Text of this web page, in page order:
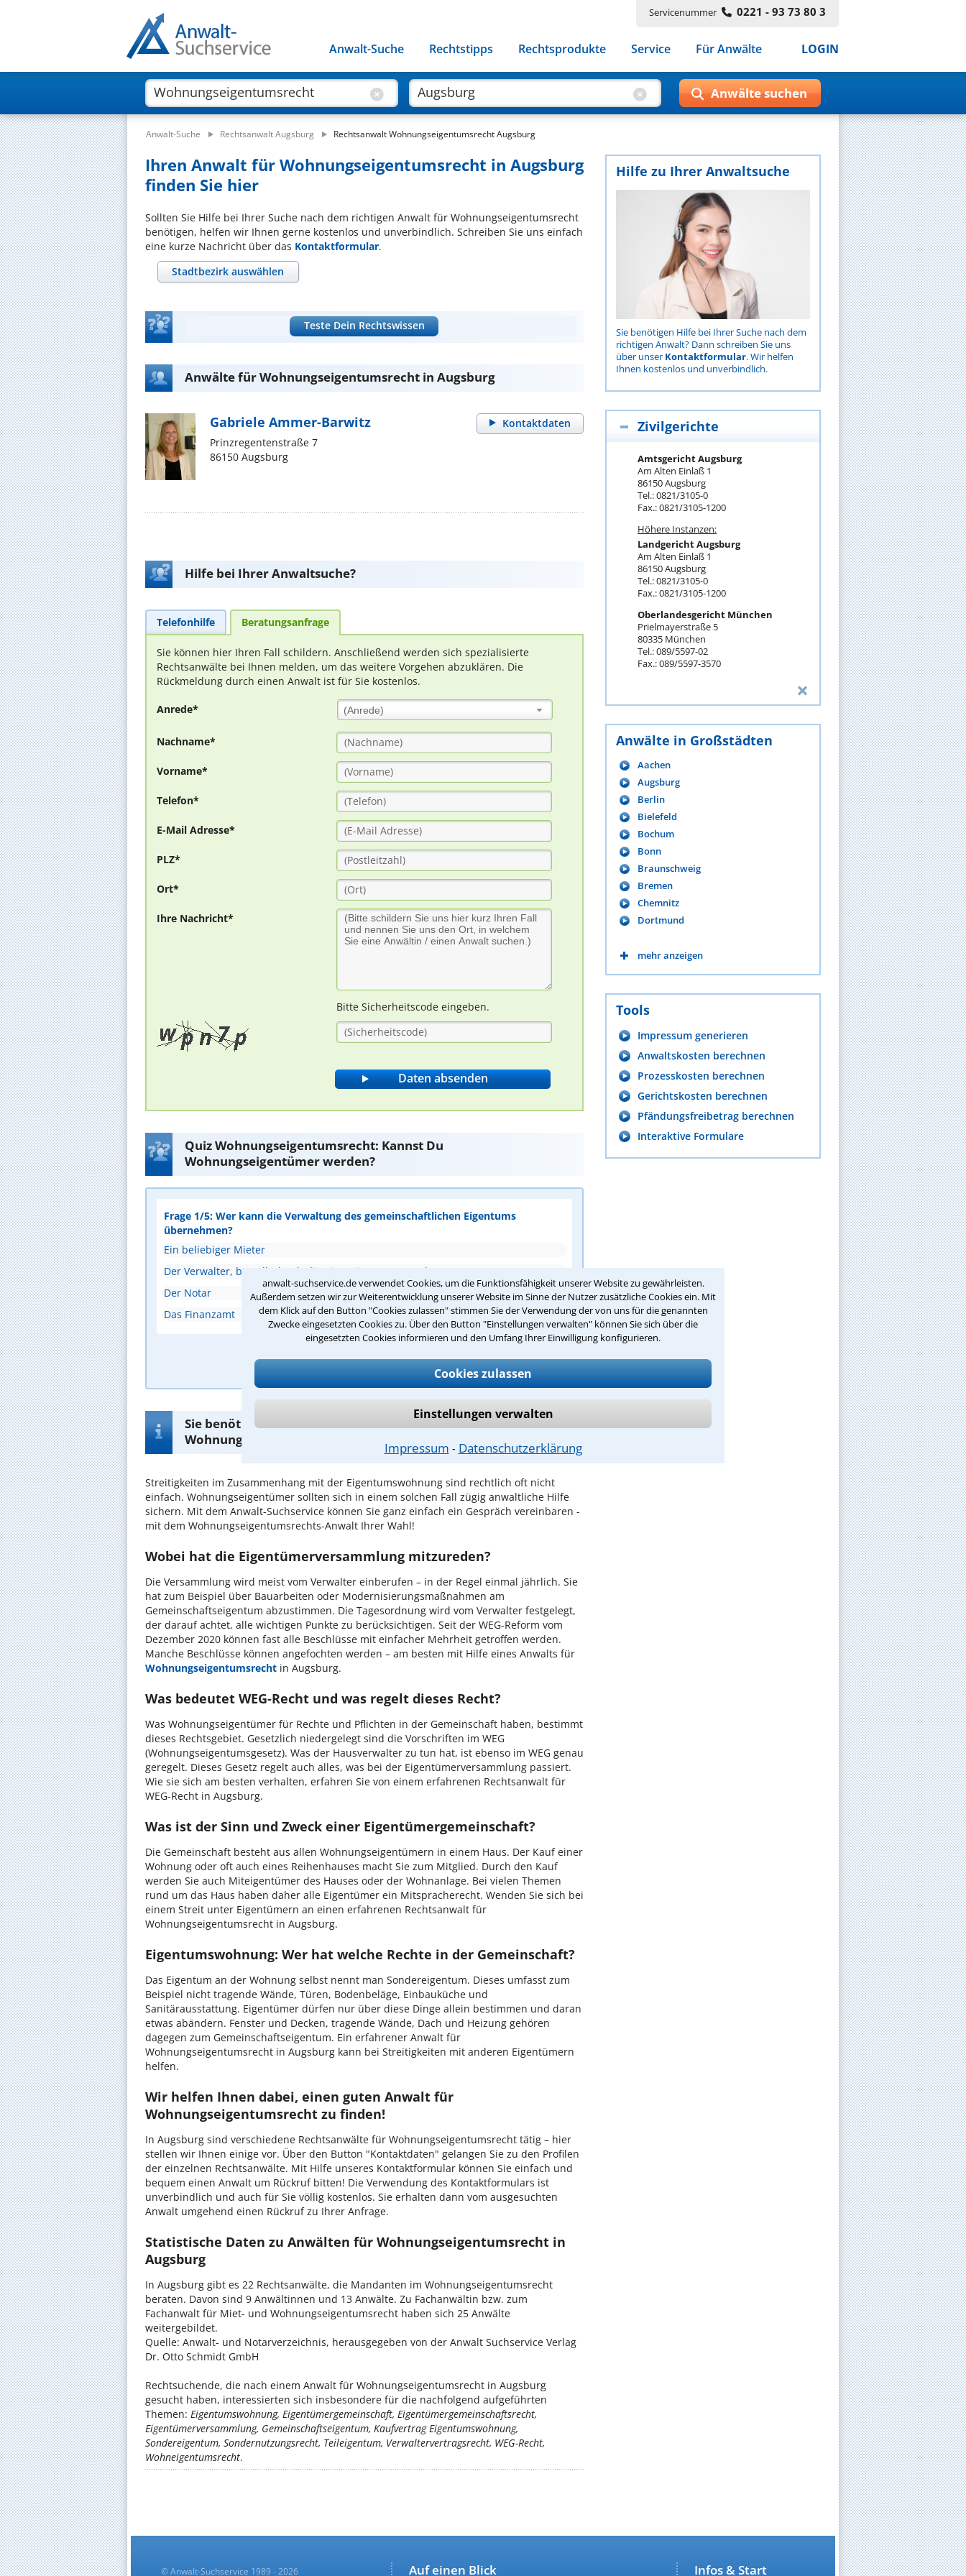
anwalt-suchservice.de verwendet Cookies, um die Funktionsfähigkeit unserer Website zu gewährleisten.
Außerdem setzen wir zur Weiterentwicklung unserer Website im Sinne der Nutzer zusätzliche Cookies ein. Mit
dem Klick auf den Button "Cookies zulassen" stimmen Sie der Verwendung der von uns für die genannten
Zwecke eingesetzten Cookies zu. Über den Button "Einstellungen verwalten" können Sie sich über die
eingesetzten Cookies informieren und den Umfang Ihrer Einwilligung konfigurieren.
Cookies zulassen
Einstellungen verwalten
Impressum ⁃ Datenschutzerklärung
Servicenummer 0221 - 93 73 80 3
Anwalt-Suche Rechtstipps Rechtsprodukte Service Für Anwälte LOGIN
Anwalt-Suche Rechtsanwalt Augsburg Rechtsanwalt Wohnungseigentumsrecht Augsburg
Ihren Anwalt für Wohnungseigentumsrecht in Augsburg
finden Sie hier
Sollten Sie Hilfe bei Ihrer Suche nach dem richtigen Anwalt für Wohnungseigentumsrecht
benötigen, helfen wir Ihnen gerne kostenlos und unverbindlich. Schreiben Sie uns einfach
eine kurze Nachricht über das Kontaktformular.
Stadtbezirk auswählen
Teste Dein Rechtswissen
Anwälte für Wohnungseigentumsrecht in Augsburg
Kontaktdaten
Gabriele Ammer-Barwitz
Prinzregentenstraße 7
86150 Augsburg
Hilfe bei Ihrer Anwaltsuche?
Telefonhilfe Beratungsanfrage
Sie können hier Ihren Fall schildern. Anschließend werden sich spezialisierte
Rechtsanwälte bei Ihnen melden, um das weitere Vorgehen abzuklären. Die
Rückmeldung durch einen Anwalt ist für Sie kostenlos.
Anrede* (Anrede)
Nachname*
Vorname*
Telefon*
E-Mail Adresse*
PLZ*
Ort*
Ihre Nachricht*
Bitte Sicherheitscode eingeben.
Quiz Wohnungseigentumsrecht: Kannst Du
Wohnungseigentümer werden?
Frage 1/5: Wer kann die Verwaltung des gemeinschaftlichen Eigentums
übernehmen?
Ein beliebiger Mieter
Der Verwalter, bestellt durch die Eigentümerversammlung
Der Notar
Das Finanzamt
Antwort überprüfen
Sie benötigen einen kompetenten Rechtsanwalt für
Wohnungseigentumsrecht in Augsburg?
Streitigkeiten im Zusammenhang mit der Eigentumswohnung sind rechtlich oft nicht
einfach. Wohnungseigentümer sollten sich in einem solchen Fall zügig anwaltliche Hilfe
sichern. Mit dem Anwalt-Suchservice können Sie ganz einfach ein Gespräch vereinbaren -
mit dem Wohnungseigentumsrechts-Anwalt Ihrer Wahl!
Wobei hat die Eigentümerversammlung mitzureden?
Die Versammlung wird meist vom Verwalter einberufen – in der Regel einmal jährlich. Sie
hat zum Beispiel über Bauarbeiten oder Modernisierungsmaßnahmen am
Gemeinschaftseigentum abzustimmen. Die Tagesordnung wird vom Verwalter festgelegt,
der darauf achtet, alle wichtigen Punkte zu berücksichtigen. Seit der WEG-Reform vom
Dezember 2020 können fast alle Beschlüsse mit einfacher Mehrheit getroffen werden.
Manche Beschlüsse können angefochten werden – am besten mit Hilfe eines Anwalts für
Wohnungseigentumsrecht in Augsburg.
Was bedeutet WEG-Recht und was regelt dieses Recht?
Was Wohnungseigentümer für Rechte und Pflichten in der Gemeinschaft haben, bestimmt
dieses Rechtsgebiet. Gesetzlich niedergelegt sind die Vorschriften im WEG
(Wohnungseigentumsgesetz). Was der Hausverwalter zu tun hat, ist ebenso im WEG genau
geregelt. Dieses Gesetz regelt auch alles, was bei der Eigentümerversammlung passiert.
Wie sie sich am besten verhalten, erfahren Sie von einem erfahrenen Rechtsanwalt für
WEG-Recht in Augsburg.
Was ist der Sinn und Zweck einer Eigentümergemeinschaft?
Die Gemeinschaft besteht aus allen Wohnungseigentümern in einem Haus. Der Kauf einer
Wohnung oder oft auch eines Reihenhauses macht Sie zum Mitglied. Durch den Kauf
werden Sie auch Miteigentümer des Hauses oder der Wohnanlage. Bei vielen Themen
rund um das Haus haben daher alle Eigentümer ein Mitspracherecht. Wenden Sie sich bei
einem Streit unter Eigentümern an einen erfahrenen Rechtsanwalt für
Wohnungseigentumsrecht in Augsburg.
Eigentumswohnung: Wer hat welche Rechte in der Gemeinschaft?
Das Eigentum an der Wohnung selbst nennt man Sondereigentum. Dieses umfasst zum
Beispiel nicht tragende Wände, Türen, Bodenbeläge, Einbauküche und
Sanitärausstattung. Eigentümer dürfen nur über diese Dinge allein bestimmen und daran
etwas abändern. Fenster und Decken, tragende Wände, Dach und Heizung gehören
dagegen zum Gemeinschaftseigentum. Ein erfahrener Anwalt für
Wohnungseigentumsrecht in Augsburg kann bei Streitigkeiten mit anderen Eigentümern
helfen.
Wir helfen Ihnen dabei, einen guten Anwalt für
Wohnungseigentumsrecht zu finden!
In Augsburg sind verschiedene Rechtsanwälte für Wohnungseigentumsrecht tätig – hier
stellen wir Ihnen einige vor. Über den Button "Kontaktdaten" gelangen Sie zu den Profilen
der einzelnen Rechtsanwälte. Mit Hilfe unseres Kontaktformular können Sie einfach und
bequem einen Anwalt um Rückruf bitten! Die Verwendung des Kontaktformulars ist
unverbindlich und auch für Sie völlig kostenlos. Sie erhalten dann vom ausgesuchten
Anwalt umgehend einen Rückruf zu Ihrer Anfrage.
Statistische Daten zu Anwälten für Wohnungseigentumsrecht in
Augsburg
In Augsburg gibt es 22 Rechtsanwälte, die Mandanten im Wohnungseigentumsrecht
beraten. Davon sind 9 Anwältinnen und 13 Anwälte. Zu Fachanwältin bzw. zum
Fachanwalt für Miet- und Wohnungseigentumsrecht haben sich 25 Anwälte
weitergebildet.
Quelle: Anwalt- und Notarverzeichnis, herausgegeben von der Anwalt Suchservice Verlag
Dr. Otto Schmidt GmbH
Rechtsuchende, die nach einem Anwalt für Wohnungseigentumsrecht in Augsburg
gesucht haben, interessierten sich insbesondere für die nachfolgend aufgeführten
Themen: Eigentumswohnung, Eigentümergemeinschaft, Eigentümergemeinschaftsrecht,
Eigentümerversammlung, Gemeinschaftseigentum, Kaufvertrag Eigentumswohnung,
Sondereigentum, Sondernutzungsrecht, Teileigentum, Verwaltervertragsrecht, WEG-Recht,
Wohneigentumsrecht.
Hilfe zu Ihrer Anwaltsuche
Sie benötigen Hilfe bei Ihrer Suche nach dem
richtigen Anwalt? Dann schreiben Sie uns
über unser Kontaktformular. Wir helfen
Ihnen kostenlos und unverbindlich.
Zivilgerichte
Amtsgericht Augsburg
Am Alten Einlaß 1
86150 Augsburg
Tel.: 0821/3105-0
Fax.: 0821/3105-1200
Höhere Instanzen:
Landgericht Augsburg
Am Alten Einlaß 1
86150 Augsburg
Tel.: 0821/3105-0
Fax.: 0821/3105-1200
Oberlandesgericht München
Prielmayerstraße 5
80335 München
Tel.: 089/5597-02
Fax.: 089/5597-3570
Anwälte in Großstädten
Aachen
Augsburg
Berlin
Bielefeld
Bochum
Bonn
Braunschweig
Bremen
Chemnitz
Dortmund
mehr anzeigen
Tools
Impressum generieren
Anwaltskosten berechnen
Prozesskosten berechnen
Gerichtskosten berechnen
Pfändungsfreibetrag berechnen
Interaktive Formulare
Infos & Start
Auf einen Blick
© Anwalt-Suchservice 1989 - 2026